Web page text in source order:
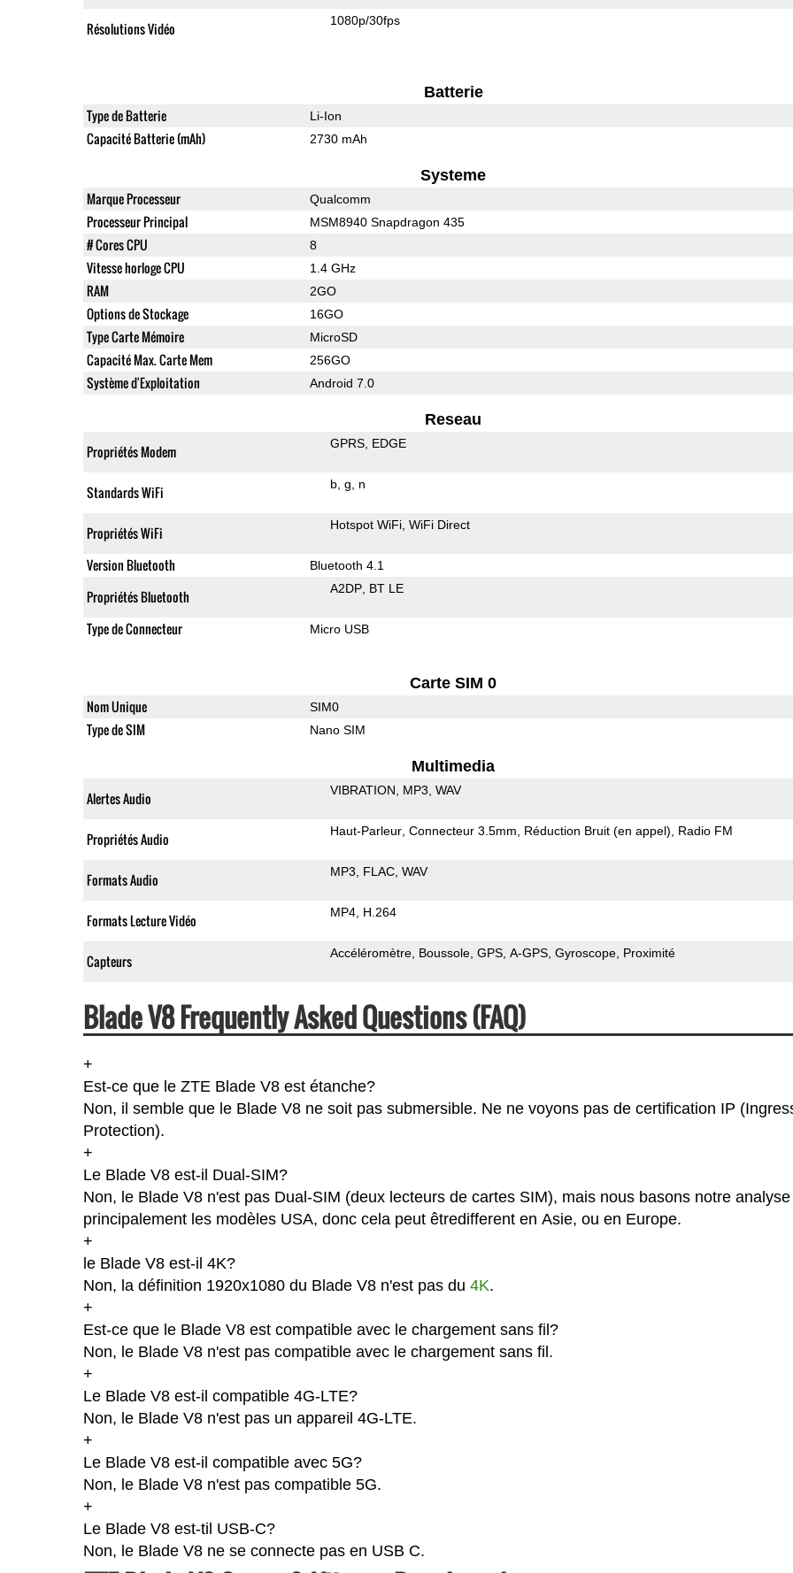
Résolutions Vidéo 1080p/30fps
Batterie
Type de Batterie Li-Ion
Capacité Batterie (mAh) 2730 mAh
Systeme
Marque Processeur Qualcomm
Processeur Principal MSM8940 Snapdragon 435
# Cores CPU 8
Vitesse horloge CPU 1.4 GHz
RAM 2GO
Options de Stockage 16GO
Type Carte Mémoire MicroSD
Capacité Max. Carte Mem 256GO
Système d'Exploitation Android 7.0
Reseau
Propriétés Modem GPRS EDGE
Standards WiFi b g n
Propriétés WiFi Hotspot WiFi WiFi Direct
Version Bluetooth Bluetooth 4.1
Propriétés Bluetooth A2DP BT LE
Type de Connecteur Micro USB
Carte SIM 0
Nom Unique SIM0
Type de SIM Nano SIM
Multimedia
Alertes Audio VIBRATION MP3 WAV
Propriétés Audio Haut-Parleur Connecteur 3.5mm Réduction Bruit (en appel) Radio FM
Formats Audio MP3 FLAC WAV
Formats Lecture Vidéo MP4 H.264
Capteurs Accéléromètre Boussole GPS A-GPS Gyroscope Proximité
Blade V8 Frequently Asked Questions (FAQ)
+
Est-ce que le ZTE Blade V8 est étanche?
Non, il semble que le Blade V8 ne soit pas submersible. Ne ne voyons pas de certification IP
Protection).
+
Le Blade V8 est-il Dual-SIM?
Non, le Blade V8 n'est pas Dual-SIM (deux lecteurs de cartes SIM), mais nous basons notre analyse
principalement les modèles USA, donc cela peut êtredifferent en Asie, ou en Europe.
+
le Blade V8 est-il 4K?
Non, la définition 1920x1080 du Blade V8 n'est pas du 4K.
+
Est-ce que le Blade V8 est compatible avec le chargement sans fil?
Non, le Blade V8 n'est pas compatible avec le chargement sans fil.
+
Le Blade V8 est-il compatible 4G-LTE?
Non, le Blade V8 n'est pas un appareil 4G-LTE.
+
Le Blade V8 est-il compatible avec 5G?
Non, le Blade V8 n'est pas compatible 5G.
+
Le Blade V8 est-til USB-C?
Non, le Blade V8 ne se connecte pas en USB C.